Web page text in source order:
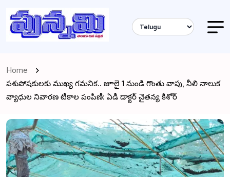
Home
పశుపోషకులకు ముఖ్య గమనిక.. జూలై 1 నుండి గొంతు వాపు, నీలి నాలుక
వ్యాధుల నివారణ టీకాల పంపిణీ: ఏడీ డాక్టర్ చైతన్య కిశోర్